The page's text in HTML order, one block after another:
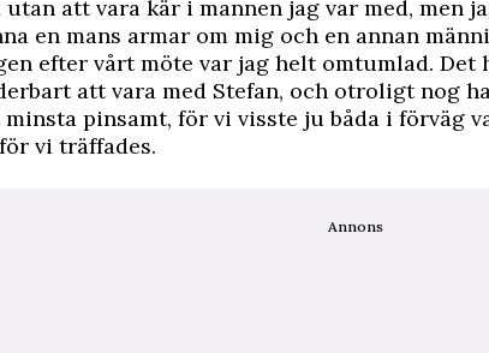
utan att vara kär i mannen jag var med, men
en mans armar om mig och en annan
efter vårt möte var jag helt omtumlad. Det
att vara med Stefan, och otroligt nog
minsta pinsamt, för vi visste ju båda i förväg
vi träffades.
Annons